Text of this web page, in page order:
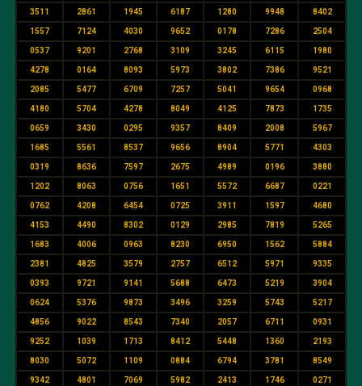
3511 2861 1945 6187 1280 9948 8402
1557 7124 4030 9652 0178 7286 2504
0537 9201 2768 3109 3245 6115 1980
4278 0164 8093 5973 3802 7386 9521
2085 5477 6709 7257 5041 9654 0968
4180 5704 4278 8049 4125 7873 1735
0659 3430 0295 9357 8409 2008 5967
1685 5561 8537 9656 8904 5771 4303
0319 8636 7597 2675 4989 0196 3880
1202 8063 0756 1651 5572 6687 0221
0762 4208 6454 0725 3911 1597 4680
4153 4490 8302 0129 2985 7819 5265
1683 4006 0963 8230 6950 1562 5884
2381 4825 3579 2757 6512 5971 9335
0393 9721 9141 5688 6473 5219 3904
0624 5376 9873 3496 3259 5743 5217
4856 9022 8543 7340 2057 6711 0931
9252 1039 1713 8412 5448 1360 2193
8030 5072 1109 0884 6794 3781 8549
9342 4801 7069 5982 2413 1746 0271